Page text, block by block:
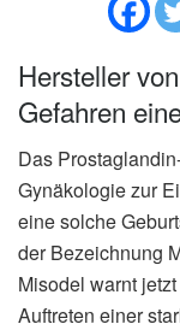
Hersteller
Gefahren
Das
Gynäkologie zur
eine solche
der Bezeichnung
Misodel warnt
Auftreten einer